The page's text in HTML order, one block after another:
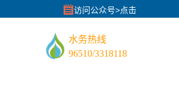
访问公众号>点击
水务热线
96510/3318118